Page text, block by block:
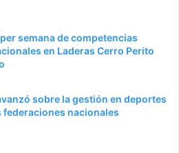
semana de competencias
en Laderas Cerro Perito
sobre la gestión en deportes
federaciones nacionales